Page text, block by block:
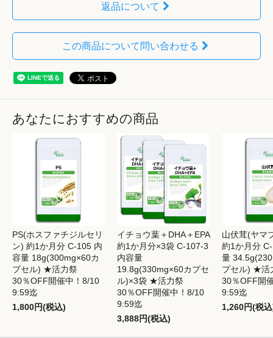
返品について
この商品について問い合わせる
あなたにおすすめの商品
PS(ホスファチジルセリ
ン) 約1か月分 C-105 内
容量 18g(300mg×60カ
プセル) ★活力祭
30％OFF開催中！8/10
9:59迄
1,800円(税込)
イチョウ葉＋DHA＋EPA
約1か月分×3袋 C-107-3
内容量
19.8g(330mg×60カプセ
ル)×3袋 ★活力祭
30％OFF開催中！8/10
9:59迄
3,888円(税込)
山伏茸(ヤマ
約1か月分
量
プセル) ★活
30％OFF開
9:59迄
1,260円(税